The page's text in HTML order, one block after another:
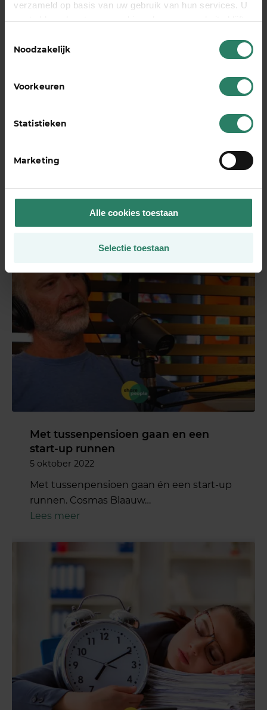
verzameld op basis van uw gebruik van hun services. U
gaat akkoord met onze cookies als u onze website blijft
Noodzakelijk
Voorkeuren
Statistieken
Marketing
Alle cookies toestaan
Selectie toestaan
7 tips voor een goede workation (van
9 maart 2023
willekeurige plek ter…
Met tussenpensioen gaan en een
start-up runnen
5 oktober 2022
Met tussenpensioen gaan én een start-up
runnen. Cosmas Blaauw…
Lees meer